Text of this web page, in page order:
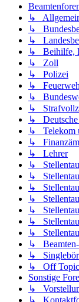
↳
↳
↳
↳ Beihilfe,
↳ Zoll
↳ Polizei
↳
↳
↳
↳ Deutsche
↳ Telekom
↳
↳ Lehrer
↳
↳
↳
↳
↳
↳
↳
↳ Beamten-
↳
↳ Off Topic
Sonstige
↳
↳